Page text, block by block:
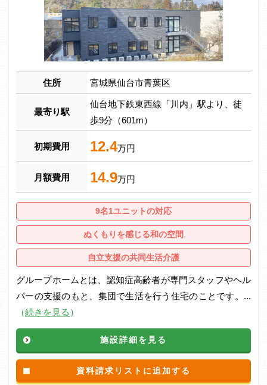
住所 宮城県仙台市青葉区
最寄り駅
仙台地下鉄東西線「川内」駅より、徒
歩9分（601m）
初期費用 12.4万円
月額費用 14.9万円
9名1ユニットの対応
ぬくもりを感じる和の空間
自立支援の共同生活介護
グループホームとは、認知症高齢者が専門スタッフやヘル
パーの支援のもと、集団で生活を行う住宅のことです。...
（続きを見る ）
施設詳細を見る
資料請求リストに追加する